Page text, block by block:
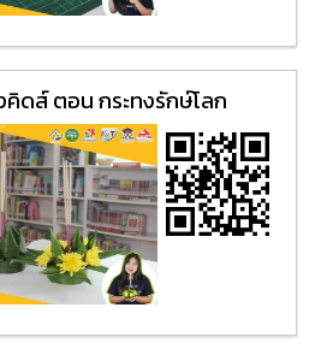
คิดส์ ตอน กระทงรักษ์โลก